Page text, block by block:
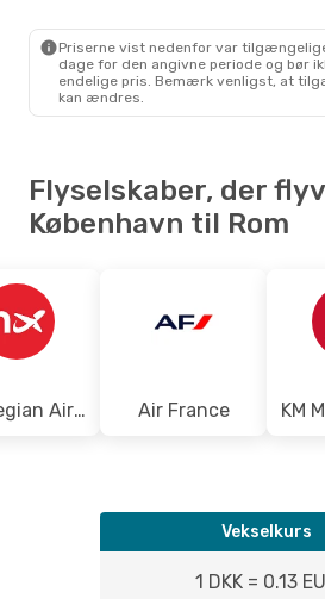
Priserne vist nedenfor var
dage for den angivne periode og bør
endelige pris. Bemærk venligst, at
kan ændres.
Flyselskaber, der
København til Rom
Norwegian Air Shuttle Air France
Vekselkurs
1 DKK = 0.13